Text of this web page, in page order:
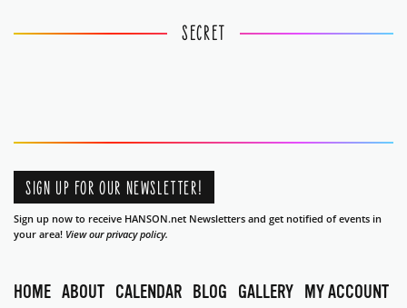
SECRET
SIGN UP FOR OUR NEWSLETTER!
Sign up now to receive HANSON.net Newsletters and get notified of events in
your area! View our privacy policy.
HOME ABOUT CALENDAR BLOG GALLERY MY ACCOUNT